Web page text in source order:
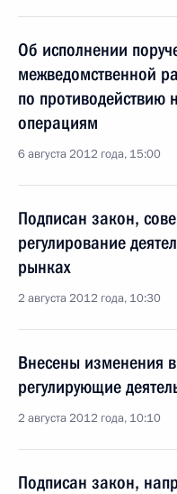
Об исполнении
межведомственной
по
операциям
6 августа 2012 года, 15:00
Подписан закон,
регулирование
рынках
2 августа 2012 года, 10:30
Внесены изменения
регулирующие
2 августа 2012 года, 10:10
Подписан закон,